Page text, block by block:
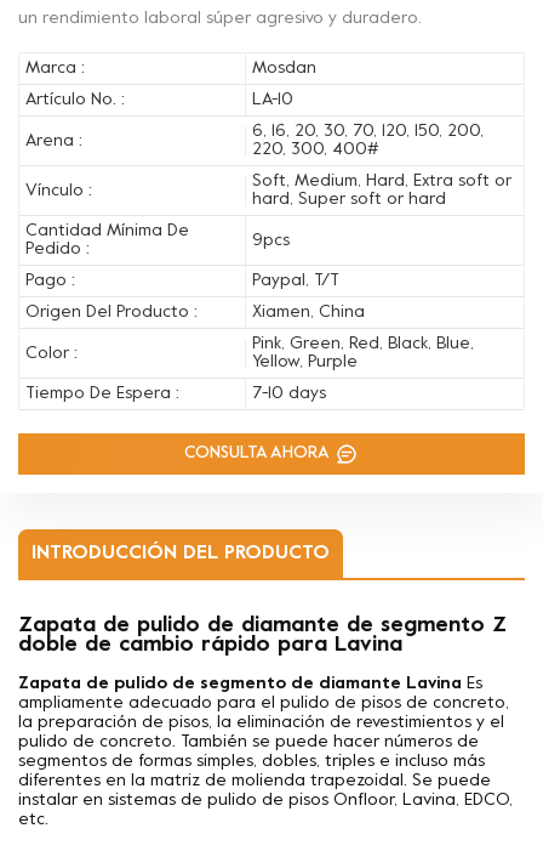
un rendimiento laboral súper agresivo y duradero.
Marca :
Mosdan
Artículo No. :
LA-10
Arena :
6, 16, 20, 30, 70, 120, 150, 200,
220, 300, 400#
Vínculo :
Soft, Medium, Hard, Extra soft or
hard, Super soft or hard
Cantidad Mínima De
Pedido :
9pcs
Pago :
Paypal, T/T
Origen Del Producto :
Xiamen, China
Color :
Pink, Green, Red, Black, Blue,
Yellow, Purple
Tiempo De Espera :
7-10 days
CONSULTA AHORA
INTRODUCCIÓN DEL PRODUCTO
Zapata de pulido de diamante de segmento Z
doble de cambio rápido para Lavina
Zapata de pulido de segmento de diamante Lavina Es
ampliamente adecuado para el pulido de pisos de concreto,
la preparación de pisos, la eliminación de revestimientos y el
pulido de concreto. También se puede hacer números de
segmentos de formas simples, dobles, triples e incluso más
diferentes en la matriz de molienda trapezoidal. Se puede
instalar en sistemas de pulido de pisos Onfloor, Lavina, EDCO,
etc.